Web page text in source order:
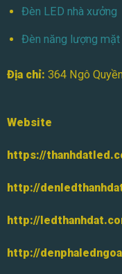
Đèn LED nhà xưởng
Đèn năng lượng mặt
Địa chỉ: 364 Ngô
Website
https://
http://
http://
http://